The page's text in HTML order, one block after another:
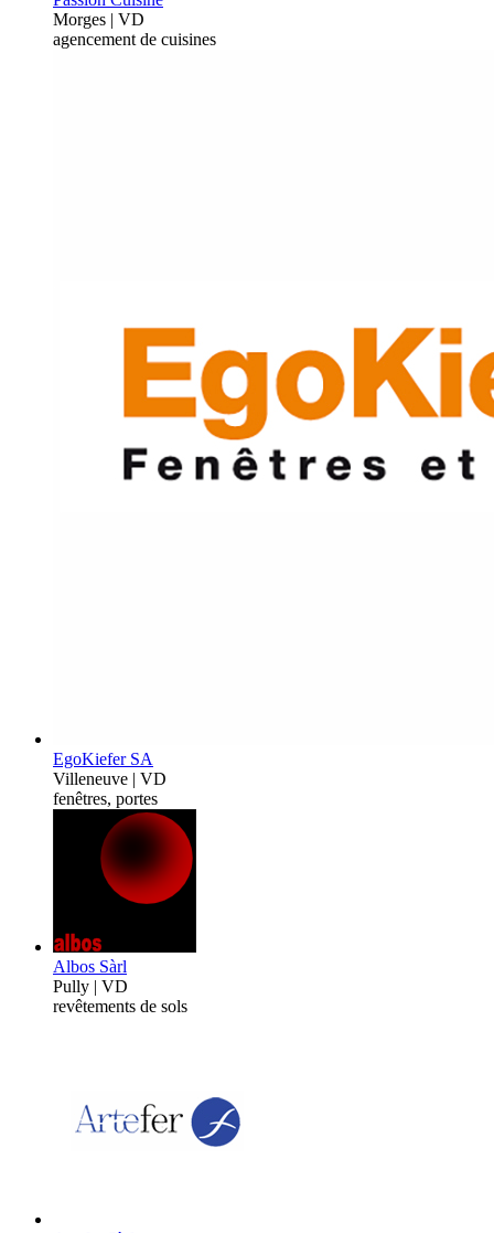
Morges | VD
agencement de cuisines
EgoKiefer SA
Villeneuve | VD
fenêtres, portes
Albos Sàrl
Pully | VD
revêtements de sols